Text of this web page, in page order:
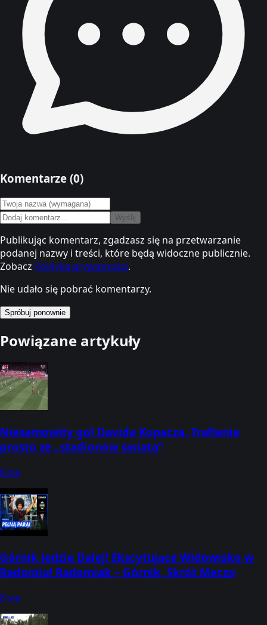
Komentarze (0)
Wyślij
Publikując komentarz, zgadzasz się na przetwarzanie
podanej nazwy i treści, które będą widoczne publicznie.
Zobacz Politykę prywatności.
Nie udało się pobrać komentarzy.
Spróbuj ponownie
Powiązane artykuły
Niesamowity gol Davida Kopacza. Trafienie
prosto ze „stadionów świata”
8 sie
Górnik Jedzie Dalej! Ekscytujące Widowisko w
Radomiu! Radomiak – Górnik, Skrót Meczu
8 sie